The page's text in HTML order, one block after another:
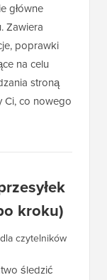
główne
Zawiera
poprawki
na celu
stroną
Ci, co nowego
kroku)
czytelników
śledzić